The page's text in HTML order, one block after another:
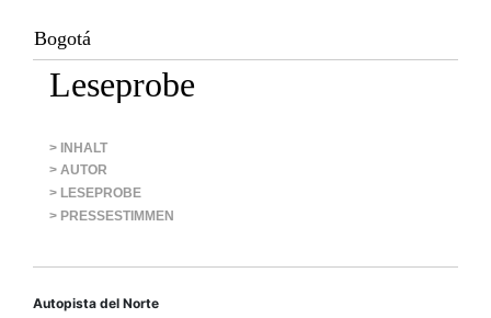
Bogotá
Leseprobe
> INHALT
> AUTOR
> LESEPROBE
> PRESSESTIMMEN
Autopista del Norte